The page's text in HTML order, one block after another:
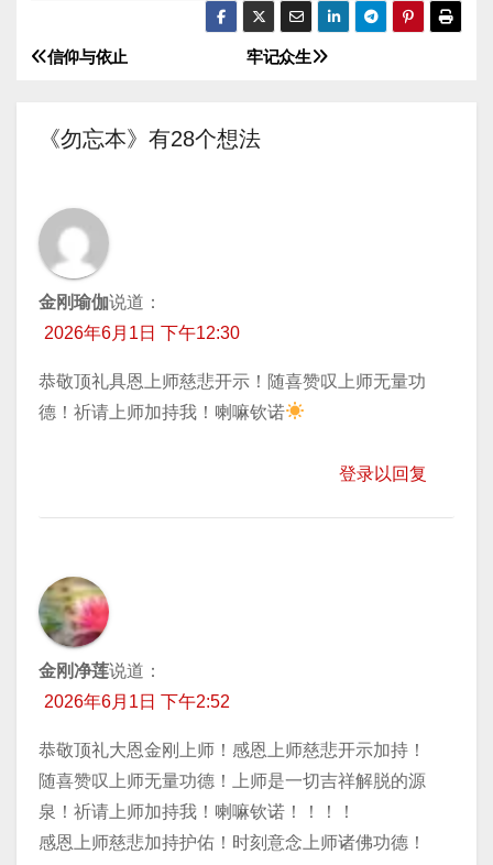
放
文
导
航
牢记众生
信仰与依止
《勿忘本》有28个想法
金刚瑜伽说道：
2026年6月1日 下午12:30
恭敬顶礼具恩上师慈悲开示！随喜赞叹上师无量功
德！祈请上师加持我！喇嘛钦诺
登录以回复
金刚净莲说道：
2026年6月1日 下午2:52
恭敬顶礼大恩金刚上师！感恩上师慈悲开示加持！
随喜赞叹上师无量功德！上师是一切吉祥解脱的源
泉！祈请上师加持我！喇嘛钦诺！！！！
感恩上师慈悲加持护佑！时刻意念上师诸佛功德！